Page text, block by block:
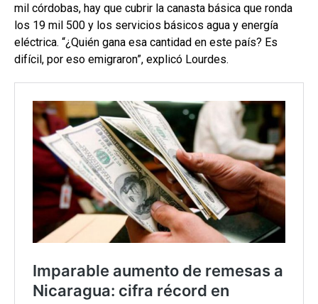
mil córdobas, hay que cubrir la canasta básica que ronda
los 19 mil 500 y los servicios básicos agua y energía
eléctrica. “¿Quién gana esa cantidad en este país? Es
difícil, por eso emigraron”, explicó Lourdes.